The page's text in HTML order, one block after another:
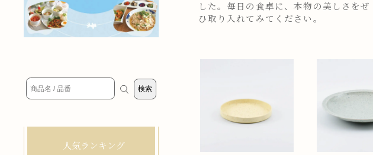
した。毎日の食卓に、本物の美しさをぜ
ひ取り入れてみてください。
人気ランキング